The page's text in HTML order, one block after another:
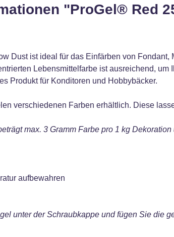
"ProGel® Red
Dust ist ideal für das Einfärben von
Lebensmittelfarbe ist ausreichend,
Produkt für Konditoren und Hobbybäcker.
verschiedenen Farben erhältlich. Diese
max. 3 Gramm Farbe pro 1 kg
aufbewahren
unter der Schraubkappe und fügen Sie die